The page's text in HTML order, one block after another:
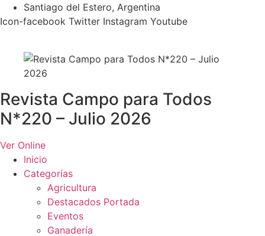
al
Santiago del Estero, Argentina
Icon-facebook Twitter Instagram Youtube
Revista Campo para Todos
N*220 – Julio 2026
Ver Online
Inicio
Categorías
Agricultura
Destacados Portada
Eventos
Ganadería